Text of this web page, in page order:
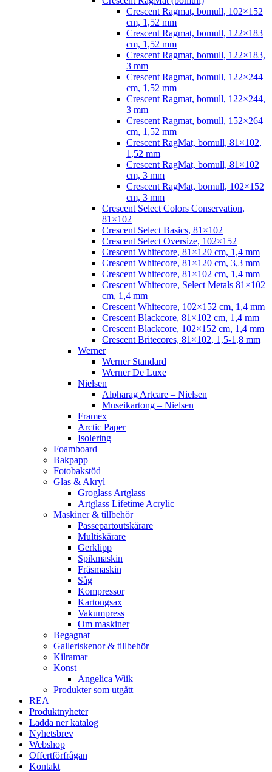
Crescent Ragmat, bomull, 102×152
cm, 1,52 mm
Crescent Ragmat, bomull, 122×183
cm, 1,52 mm
Crescent Ragmat, bomull, 122×183,
3 mm
Crescent Ragmat, bomull, 122×244
cm, 1,52 mm
Crescent Ragmat, bomull, 122×244,
3 mm
Crescent Ragmat, bomull, 152×264
cm, 1,52 mm
Crescent RagMat, bomull, 81×102,
1,52 mm
Crescent RagMat, bomull, 81×102
cm, 3 mm
Crescent RagMat, bomull, 102×152
cm, 3 mm
Crescent Select Colors Conservation,
81×102
Crescent Select Basics, 81×102
Crescent Select Oversize, 102×152
Crescent Whitecore, 81×120 cm, 1,4 mm
Crescent Whitecore, 81×120 cm, 3,3 mm
Crescent Whitecore, 81×102 cm, 1,4 mm
Crescent Whitecore, Select Metals 81×102
cm, 1,4 mm
Crescent Whitecore, 102×152 cm, 1,4 mm
Crescent Blackcore, 81×102 cm, 1,4 mm
Crescent Blackcore, 102×152 cm, 1,4 mm
Crescent Britecores, 81×102, 1,5-1,8 mm
Werner
Werner Standard
Werner De Luxe
Nielsen
Alpharag Artcare – Nielsen
Museikartong – Nielsen
Framex
Arctic Paper
Isolering
Foamboard
Bakpapp
Fotobakstöd
Glas & Akryl
Groglass Artglass
Artglass Lifetime Acrylic
Maskiner & tillbehör
Passepartoutskärare
Multiskärare
Gerklipp
Spikmaskin
Fräsmaskin
Såg
Kompressor
Kartongsax
Vakumpress
Om maskiner
Begagnat
Galleriskenor & tillbehör
Kilramar
Konst
Angelica Wiik
Produkter som utgått
REA
Produktnyheter
Ladda ner katalog
Nyhetsbrev
Webshop
Offertförfrågan
Kontakt